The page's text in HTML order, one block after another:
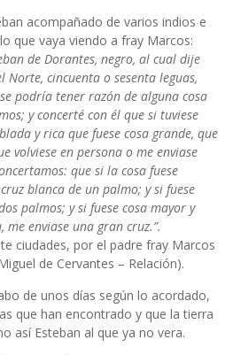
acompañado de varios indios e
que vaya viendo a fray Marcos:
de Dorantes, negro, al cual dije
cincuenta o sesenta leguas,
podría tener razón de alguna cosa
y concerté con él que si tuviese
y rica que fuese cosa grande, que
volviese en persona o me enviase
que si la cosa fuese
blanca de un palmo; y si fuese
palmos; y si fuese cosa mayor y
enviase una gran cruz.”.
ciudades, por el padre fray Marcos
de Cervantes – Relación).
de unos días según lo acordado,
que han encontrado y que la tierra
así Esteban al que ya no vera.